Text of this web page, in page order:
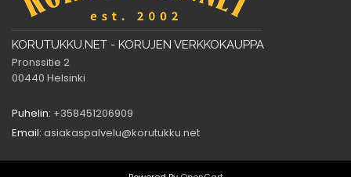
KORUTUKKU.NET - KORUJEN VERKKOKAUPPA
Pronssitie 2
00440 Helsinki
Puhelin: +358451206909
Email: asiakaspalvelu@korutukku.net